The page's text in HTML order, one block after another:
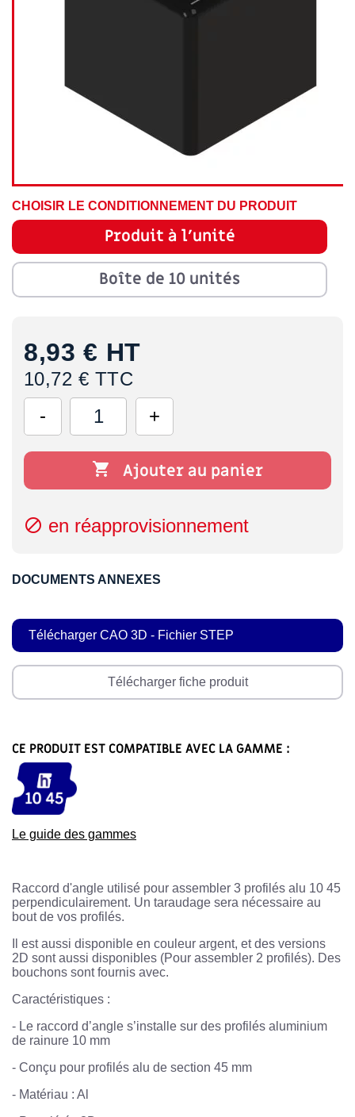
CHOISIR LE CONDITIONNEMENT DU PRODUIT
Produit à l'unité
Boîte de 10 unités
8,93 € HT
10,72 € TTC
 Ajouter au panier
 en réapprovisionnement
DOCUMENTS ANNEXES
Télécharger CAO 3D - Fichier STEP
Télécharger fiche produit
CE PRODUIT EST COMPATIBLE AVEC LA GAMME :
Le guide des gammes
Raccord d'angle utilisé pour assembler 3 profilés alu 10 45
perpendiculairement. Un taraudage sera nécessaire au
bout de vos profilés.
Il est aussi disponible en couleur argent, et des versions
2D sont aussi disponibles (Pour assembler 2 profilés). Des
bouchons sont fournis avec.
Caractéristiques :
- Le raccord d’angle s’installe sur des profilés aluminium
de rainure 10 mm
- Conçu pour profilés alu de section 45 mm
- Matériau : Al